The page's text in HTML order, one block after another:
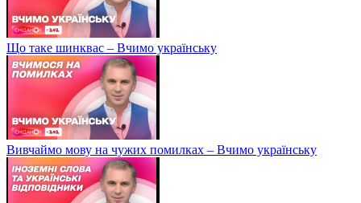
Що таке шинквас – Вчимо українську
Вивчаймо мову на чужих помилках – Вчимо українську